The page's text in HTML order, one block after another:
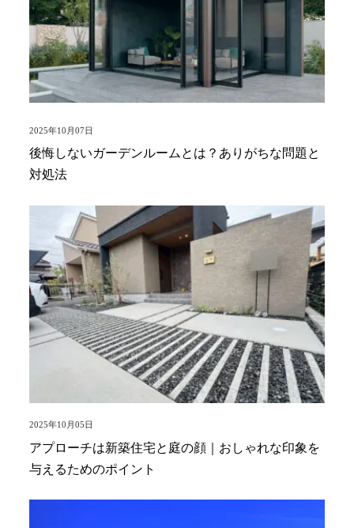
2025年10月07日
後悔しないガーデンルームとは？ありがちな問題と
対処法
2025年10月05日
アプローチは新築住宅と庭の顔｜おしゃれな印象を
与えるためのポイント